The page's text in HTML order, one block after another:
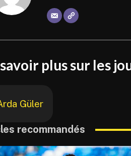
plus sur les
Güler
recommandés